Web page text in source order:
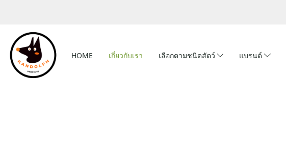
HOME เกี่ยวกับเรา เลือกตามชนิดสัตว์ แบรนด์